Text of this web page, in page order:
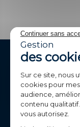
Parc de Calvi
Continuer sans
Gestion
des
Sur ce site, nous
cookies pour
audience,
contenu
vous autorisez.